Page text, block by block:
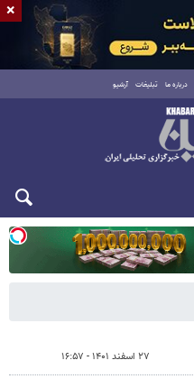
درباره ما تبلیغات آرشیو
۲۷ اسفند ۱۴۰۱ - ۱۶:۵۷
×